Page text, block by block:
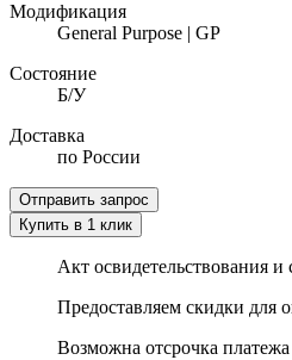
Модификация
General Purpose | GP
Состояние
Б/У
Доставка
по России
Отправить запрос
Купить в 1 клик
Акт освидетельствования
Предоставляем скидки для
Возможна отсрочка платежа